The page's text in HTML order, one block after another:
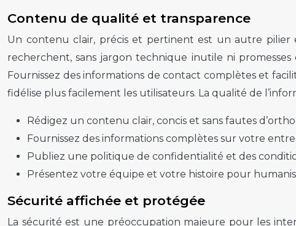
Contenu de qualité et transparence
Un contenu clair, précis et pertinent est un autre pilier
recherchent, sans jargon technique inutile ni
Fournissez des informations de contact complètes et
fidélise plus facilement les utilisateurs. La qualité de
Rédigez un contenu clair, concis et sans fautes
Fournissez des informations complètes sur votre
Publiez une politique de confidentialité et des
Présentez votre équipe et votre histoire pour
Sécurité affichée et protégée
La sécurité est une préoccupation majeure pour les